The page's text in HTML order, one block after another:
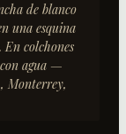
de blanco
una esquina
En colchones
agua —
Monterrey,